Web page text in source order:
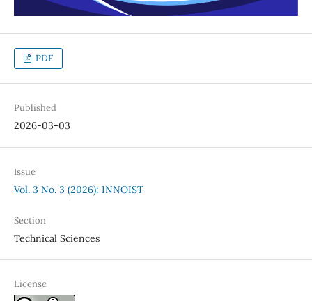
PDF
Published
2026-03-03
Issue
Vol. 3 No. 3 (2026): INNOIST
Section
Technical Sciences
License